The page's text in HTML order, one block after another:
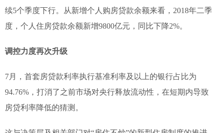
续5个季度下行。从新增个人购房贷款余额来看，2018年二季
度，个人住房贷款余额新增9800亿元，同比下降2%。
调控力度再次升级
7月，首套房贷款利率执行基准利率及以上的银行占比为
94.76%，打消了之前市场对央行释放流动性，在短期内导致
房贷利率降低的猜测。